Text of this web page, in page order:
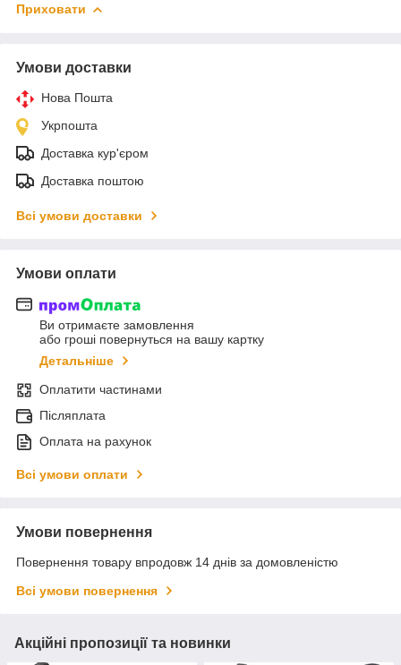
Приховати
Умови доставки
Нова Пошта
Укрпошта
Доставка кур'єром
Доставка поштою
Всі умови доставки
Умови оплати
Ви отримаєте замовлення
або гроші повернуться на вашу картку
Детальніше
Оплатити частинами
Післяплата
Оплата на рахунок
Всі умови оплати
Умови повернення
Повернення товару впродовж 14 днів за домовленістю
Всі умови повернення
Акційні пропозиції та новинки